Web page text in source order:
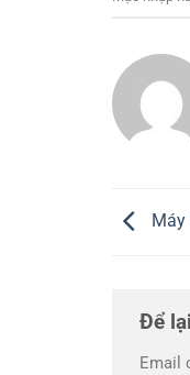
Để
Email